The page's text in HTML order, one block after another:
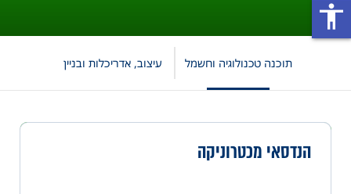
תוכנה טכנולוגיה וחשמל עיצוב, אדריכלות ובניין
הנדסאי מכטרוניקה
accessibility